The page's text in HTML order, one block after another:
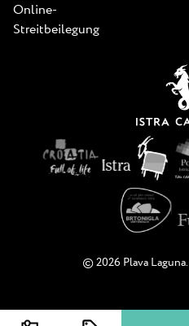
Online-
Streitbeilegung
© 2026 Plava